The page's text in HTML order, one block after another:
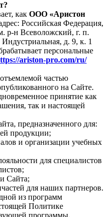
как ООО «Аристон
Российская Федерация,
р-н Всеволожский, г. п.
д. 9, к. 1
персональные
ariston-pro.com/ru/
частью
на Сайте.
принятие как
так и настоящей
предназначенного для:
продукции;
и организации учебных
для специалистов
Сайта;
для наших партнеров.
из программ
Политике
программы,